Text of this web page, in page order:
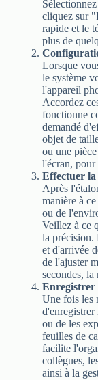
cliquez sur
rapide et le
plus de
Lorsque
le système
l'appareil
Accordez
fonctionne
demandé
objet de
ou une
l'écran, pour
Effectuer la
Après
manière à
ou de
Veillez à ce
la précision.
et d'arrivée
de l'ajuster
secondes, la
Enregistrer
Une fois les
d'enregistrer
ou de les
feuilles de
facilite
collègues,
ainsi à la